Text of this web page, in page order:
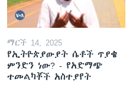
ማርች 14, 2025
የኢትዮጵያውያት ሴቶች ጥያቄ
ምንድን ነው? - የአድማጭ
ተመልካቾች አስተያየት